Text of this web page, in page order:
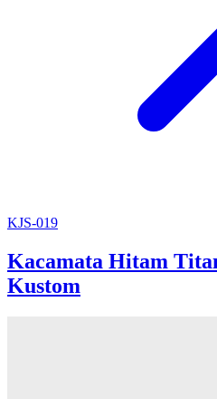
KJS-019
Kacamata Hitam
Kustom